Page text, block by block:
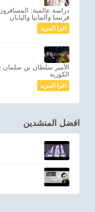
دراسة عالمية:
فرنسا وألمانيا واليابان
اقرا المزيد
الأمير سلطان بن سلمان
الكورية
اقرا المزيد
افضل المنشدين